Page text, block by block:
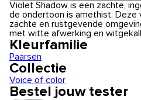
Violet Shadow is een zachte,
de ondertoon is amethist.
zachte en rustgevende
met witte afwerking en
Kleurfamilie
Paarsen
Collectie
Voice of color
Bestel jouw tester